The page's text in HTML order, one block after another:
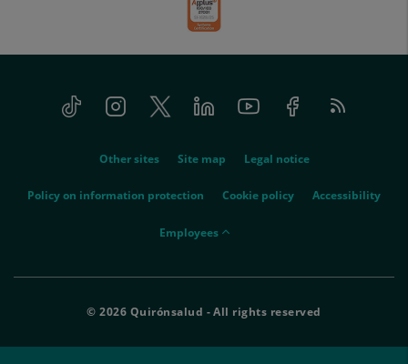
Tiktok InstagramTwitter LinkedinYoutube FacebookFeed
RSS
Other sites Site map Legal notice
Policy on information protection Cookie policy Accessibility
empleados
Employees
© 2026 Quirónsalud - All rights reserved